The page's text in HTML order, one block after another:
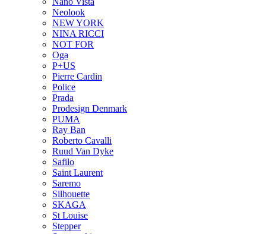
Neolook
NEW YORK
NINA RICCI
NOT FOR
Oga
P+US
Pierre Cardin
Police
Prada
Prodesign Denmark
PUMA
Ray Ban
Roberto Cavalli
Ruud Van Dyke
Safilo
Saint Laurent
Saremo
Silhouette
SKAGA
St Louise
Stepper